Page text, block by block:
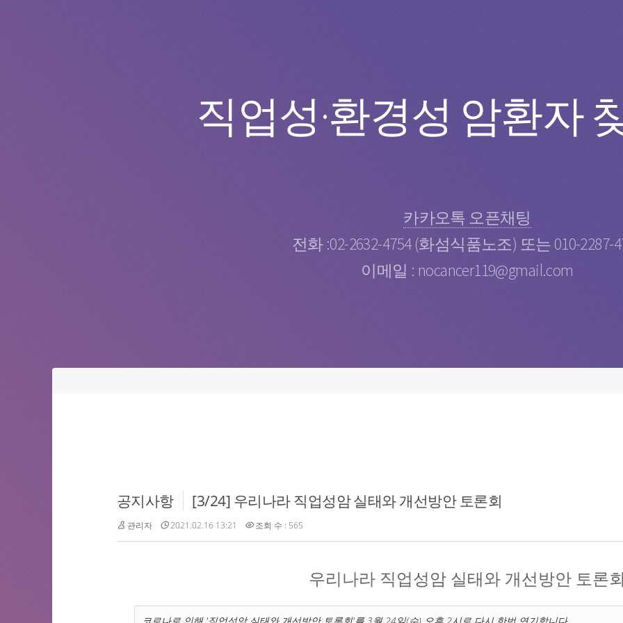
직업성·환경성 암환자
카카오톡 오픈채팅
전화 :02-2632-4754 (화섬식품노조) 또는 010-2287-
이메일 : nocancer119@gmail.com
공지사항 [3/24] 우리나라 직업성암 실태와 개선방안 토론회
관리자 2021.02.16 13:21 조회 수 : 565
우리나라 직업성암 실태와 개선방안 토론